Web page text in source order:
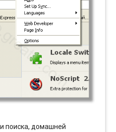
поиска, домашней